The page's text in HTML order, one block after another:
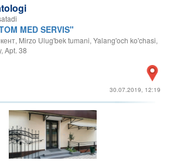
MED SERVIS"
Mirzo Ulug'bek tumani, Yalang'och ko'chasi,
Apt. 38
30.07.2019, 12:19